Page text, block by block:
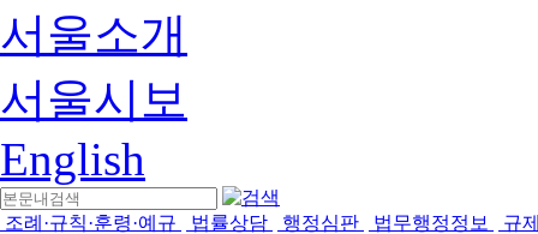
서울소개
서울시보
English
조례·규칙·훈령·예규 법률상담 행정심판 법무행정정보 규